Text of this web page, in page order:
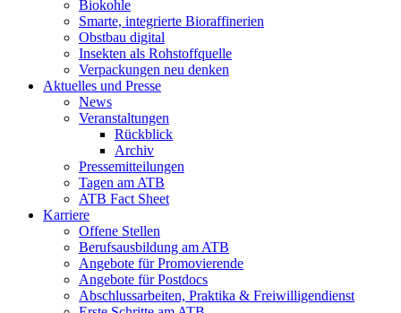
Biokohle
Smarte, integrierte Bioraffinerien
Obstbau digital
Insekten als Rohstoffquelle
Verpackungen neu denken
Aktuelles und Presse
News
Veranstaltungen
Rückblick
Archiv
Pressemitteilungen
Tagen am ATB
ATB Fact Sheet
Karriere
Offene Stellen
Berufsausbildung am ATB
Angebote für Promovierende
Angebote für Postdocs
Abschlussarbeiten, Praktika & Freiwilligendienst